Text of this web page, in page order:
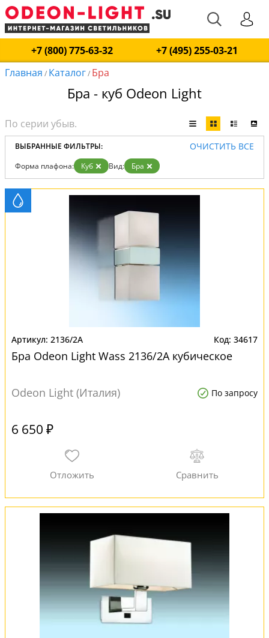
+7 (800) 775-63-32
+7 (495) 255-03-21
Главная / Каталог/ Бра
Бра - куб Odeon Light
ВЫБРАННЫЕ ФИЛЬТРЫ: ОЧИСТИТЬ ВСЕ
Форма плафона: Куб Вид: Бра
2136/2A 34617
Бра Odeon Light Wass 2136/2A кубическое
Odeon Light (Италия) По запросу
6 650 ₽